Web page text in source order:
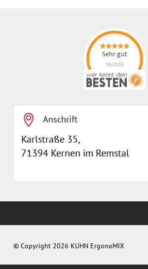
Sehr gut
08/2026
ErgonoMIX GmbHhat
4.96 von5Sternen |
auf
Anschrift
Karlstraße 35,
71394 Kernen im Remstal
© Copyright 2026 KUHN ErgonoMIX